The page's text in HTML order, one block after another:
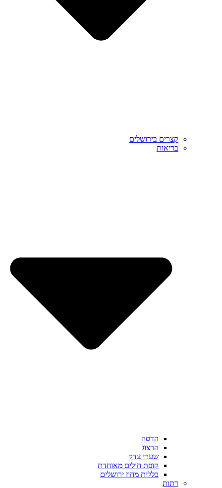
קצרים בירושלים
בריאות
הדסה
הרצוג
שערי צדק
קופת חולים מאוחדת
כללית מחוז ירושלים
דתות